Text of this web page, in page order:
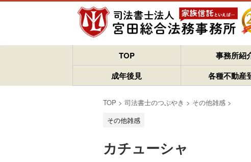
TOP 事務所紹
成年後見
各種不動産
TOP > 司法書士のつぶやき > その他雑感 >
その他雑感
カチューシャ